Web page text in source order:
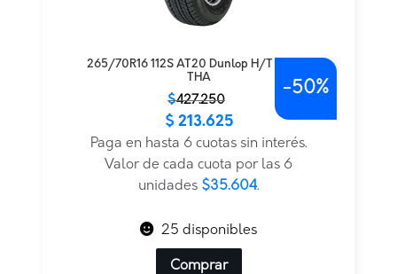
265/70R16 112S AT20 Dunlop H/T TL BLK
THA
$427.250
original
$427.250.
actual
$ 213.625
Paga en hasta 6 cuotas sin interés.
Valor de cada cuota por las 6
unidades $35.604.
-50%
25 disponibles
Comprar